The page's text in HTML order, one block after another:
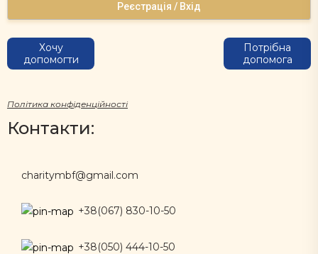
Реєстрація / Вхід
Хочу
допомогти
Потрібна
допомога
Політика конфіденційності
Контакти:
charitymbf@gmail.com
+38(067) 830-10-50
+38(050) 444-10-50